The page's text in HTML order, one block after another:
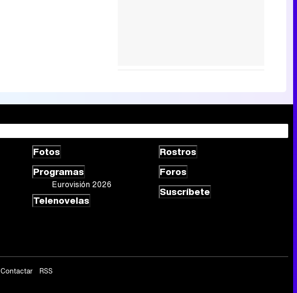
Fotos
Programas
Eurovisión 2026
Telenovelas
Rostros
Foros
Suscríbete
Contactar
RSS